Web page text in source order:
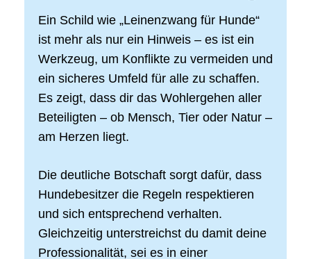
Ein Schild wie „Leinenzwang für Hunde“
ist mehr als nur ein Hinweis – es ist ein
Werkzeug, um Konflikte zu vermeiden und
ein sicheres Umfeld für alle zu schaffen.
Es zeigt, dass dir das Wohlergehen aller
Beteiligten – ob Mensch, Tier oder Natur –
am Herzen liegt.
Die deutliche Botschaft sorgt dafür, dass
Hundebesitzer die Regeln respektieren
und sich entsprechend verhalten.
Gleichzeitig unterstreichst du damit deine
Professionalität, sei es in einer